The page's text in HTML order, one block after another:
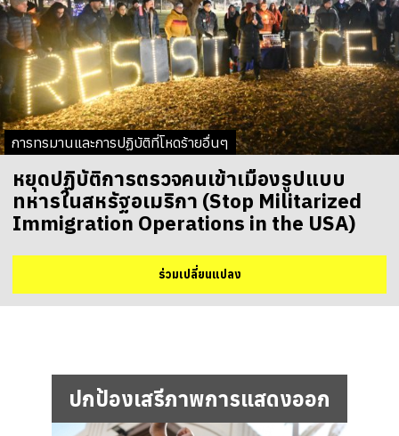
การทรมานและการปฏิบัติที่โหดร้ายอื่นๆ
หยุดปฏิบัติการตรวจคนเข้าเมืองรูปแบบ
ทหารในสหรัฐอเมริกา (Stop Militarized
Immigration Operations in the USA)
ร่วมเปลี่ยนแปลง
ปกป้องเสรีภาพการแสดงออก